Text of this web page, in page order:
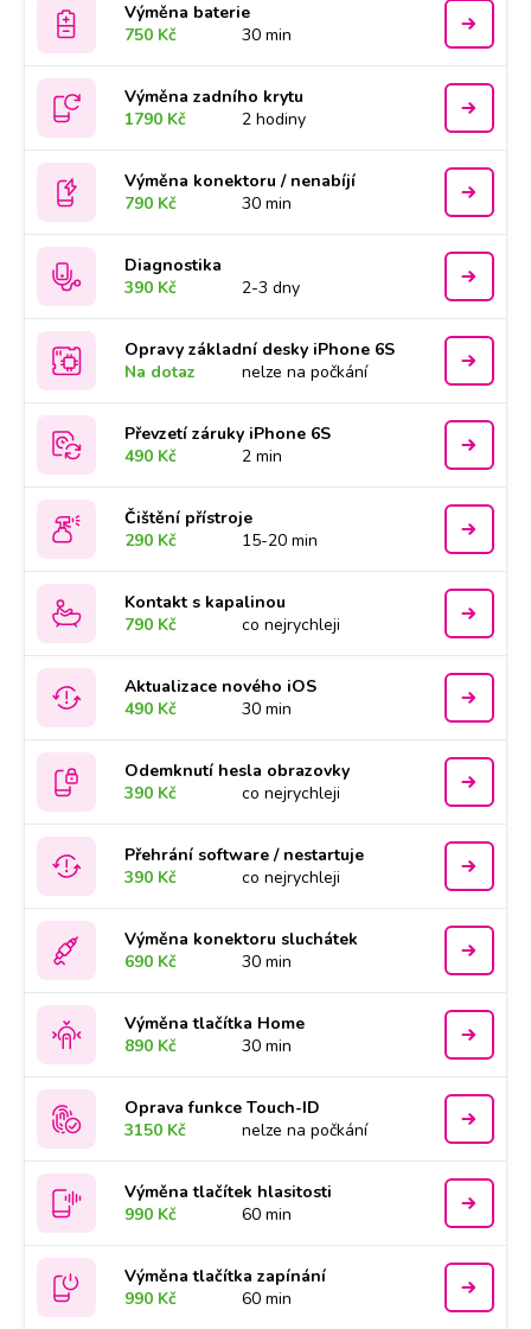
Výměna baterie
750 Kč
30 min
Výměna zadního krytu
1790 Kč
2 hodiny
Výměna konektoru / nenabíjí
790 Kč
30 min
Diagnostika
390 Kč
2-3 dny
Opravy základní desky iPhone 6S
Na dotaz
nelze na počkání
Převzetí záruky iPhone 6S
490 Kč
2 min
Čištění přístroje
290 Kč
15-20 min
Kontakt s kapalinou
790 Kč
co nejrychleji
Aktualizace nového iOS
490 Kč
30 min
Odemknutí hesla obrazovky
390 Kč
co nejrychleji
Přehrání software / nestartuje
390 Kč
co nejrychleji
Výměna konektoru sluchátek
690 Kč
30 min
Výměna tlačítka Home
890 Kč
30 min
Oprava funkce Touch-ID
3150 Kč
nelze na počkání
Výměna tlačítek hlasitosti
990 Kč
60 min
Výměna tlačítka zapínání
990 Kč
60 min